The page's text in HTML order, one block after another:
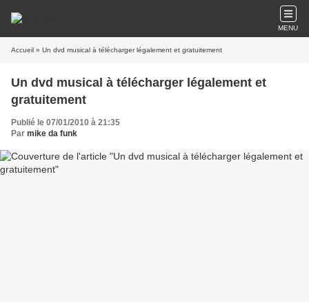
MENU
Accueil » Un dvd musical à télécharger légalement et gratuitement
Un dvd musical à télécharger légalement et
gratuitement
Publié le 07/01/2010 à 21:35
Par mike da funk